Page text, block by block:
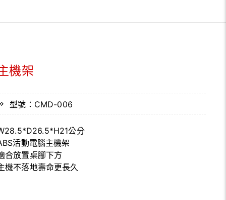
機架
型號：CMD-006
公分
活動電腦主機架
合放置桌腳下方
機不落地壽命更長久